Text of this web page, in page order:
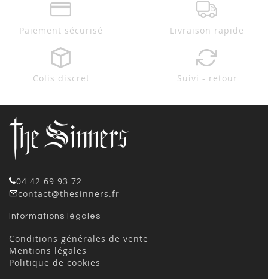
Paiement sécurisé Livraison rapide
Colis discret Suivi - retour
04 42 69 93 72
contact@thesinners.fr
Informations légales
Conditions générales de vente
Mentions légales
Politique de cookies